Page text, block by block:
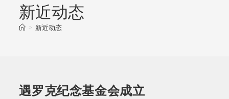
新近动态
> 新近动态
遇罗克纪念基金会成立